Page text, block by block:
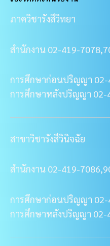
ภาควิชารังสีวิทยา
สำนักงาน 02-419-
การศึกษาก่อนปริญญา 02-
การศึกษาหลังปริญญา 02-
สาขาวิชารังสีวินิจฉัย
สำนักงาน 02-419-
การศึกษาก่อนปริญญา 02-
การศึกษาหลังปริญญา 02-